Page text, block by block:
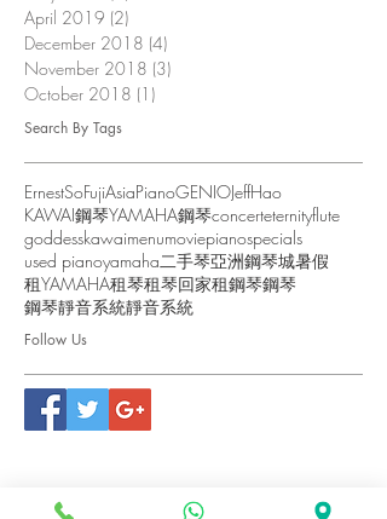
April 2019 (2)
December 2018 (4)
November 2018 (3)
October 2018 (1)
Search By Tags
ErnestSoFujiAsiaPianoGENIOJeffHao
KAWAI鋼琴YAMAHA鋼琴concerteternityflute
goddesskawaimenumoviepianospecials
used pianoyamaha二手琴亞洲鋼琴城暑假
租YAMAHA租琴租琴回家租鋼琴鋼琴
鋼琴靜音系統靜音系統
Follow Us